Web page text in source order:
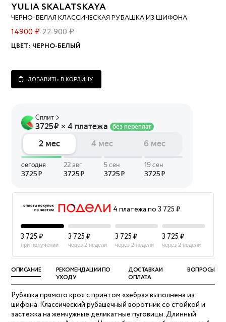
YULIA SKALATSKAYA
ЧЕРНО-БЕЛАЯ КЛАССИЧЕСКАЯ РУБАШКА ИЗ ШИФОНА
14900 ₽ 22 900 ₽
ЦВЕТ: ЧЕРНО-БЕЛЫЙ
ДОБАВИТЬ В КОРЗИНУ
4 платежа по 3 725 ₽
3 725 ₽
при получении
3 725 ₽
через 2 недели
3 725 ₽
через 2 недели
3 725 ₽
через 2 недели
ОПИСАНИЕ
РЕКОМЕНДАЦИИ ПО
УХОДУ
ДОСТАВКА И
ОПЛАТА
ВОПРОСЫ
Рубашка прямого кроя с принтом «зебра» выполнена из
шифона. Классический рубашечный воротник со стойкой и
застежка на жемчужные деликатные пуговицы. Длинный